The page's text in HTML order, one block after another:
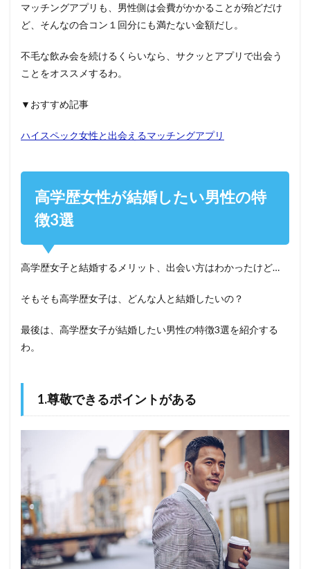
マッチングアプリも、男性側は会費がかかることが殆どだけ
ど、そんなの合コン１回分にも満たない金額だし。
不毛な飲み会を続けるくらいなら、サクッとアプリで出会う
ことをオススメするわ。
▼おすすめ記事
ハイスペック女性と出会えるマッチングアプリ
高学歴女性が結婚したい男性の特
徴3選
高学歴女子と結婚するメリット、出会い方はわかったけど…
そもそも高学歴女子は、どんな人と結婚したいの？
最後は、高学歴女子が結婚したい男性の特徴3選を紹介する
わ。
1.尊敬できるポイントがある